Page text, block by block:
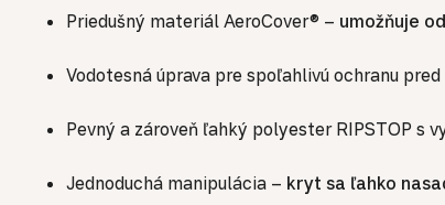
Priedušný materiál AeroCover® – umožňuje
Vodotesná úprava pre spoľahlivú ochranu
Pevný a zároveň ľahký polyester RIPSTOP s
Jednoduchá manipulácia – kryt sa ľahko